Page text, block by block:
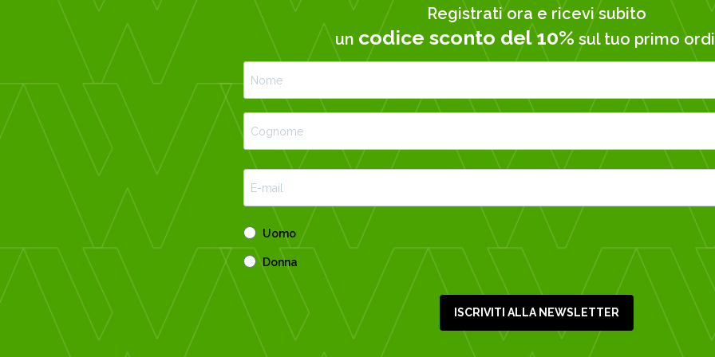
Registrati ora e ricevi subito
un codice sconto del 10% sul tuo primo
Uomo
Donna
ISCRIVITI ALLA NEWSLETTER